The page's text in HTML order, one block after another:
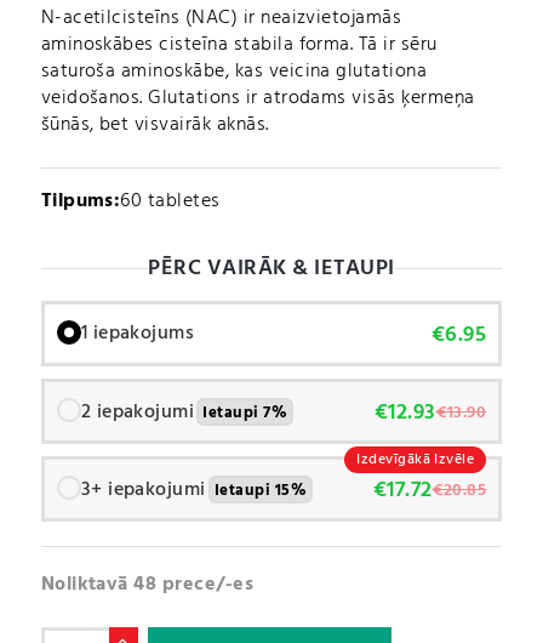
N-acetilcisteīns (NAC) ir neaizvietojamās
aminoskābes cisteīna stabila forma. Tā ir sēru
saturoša aminoskābe, kas veicina glutationa
veidošanos. Glutations ir atrodams visās ķermeņa
šūnās, bet visvairāk aknās.
Tilpums:60 tabletes
PĒRC VAIRĀK & IETAUPI
1 iepakojums €6.95
2 iepakojumi Ietaupi 7% €12.93€13.90
Izdevīgākā Izvēle
3+ iepakojumi Ietaupi 15% €17.72€20.85
Noliktavā 48 prece/-es